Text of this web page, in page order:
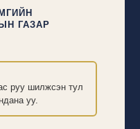
ГАЗАР
руу шилжсэн тул
уу.